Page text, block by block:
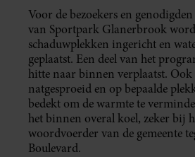
Voor de bezoekers en
van Sportpark Glanerbrook
schaduwplekken ingericht en
geplaatst. Een deel van het
hitte naar binnen verplaatst.
natgesproeid en op bepaalde
bedekt om de warmte te
het binnen overal koel, zeker bij
woordvoerder van de gemeente
Boulevard.